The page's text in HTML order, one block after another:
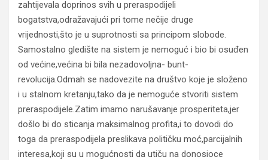
zahtijevala doprinos svih u preraspodijeli
bogatstva,odražavajući pri tome nečije druge
vrijednosti,što je u suprotnosti sa principom slobode.
Samostalno gledište na sistem je nemoguć i bio bi osuđen
od većine,većina bi bila nezadovoljna- bunt-
revolucija.Odmah se nadovezite na društvo koje je složeno
i u stalnom kretanju,tako da je nemoguće stvoriti sistem
preraspodijele.Zatim imamo narušavanje prosperiteta,jer
došlo bi do sticanja maksimalnog profita,i to dovodi do
toga da preraspodijela preslikava političku moć,parcijalnih
interesa,koji su u mogućnosti da utiču na donosioce